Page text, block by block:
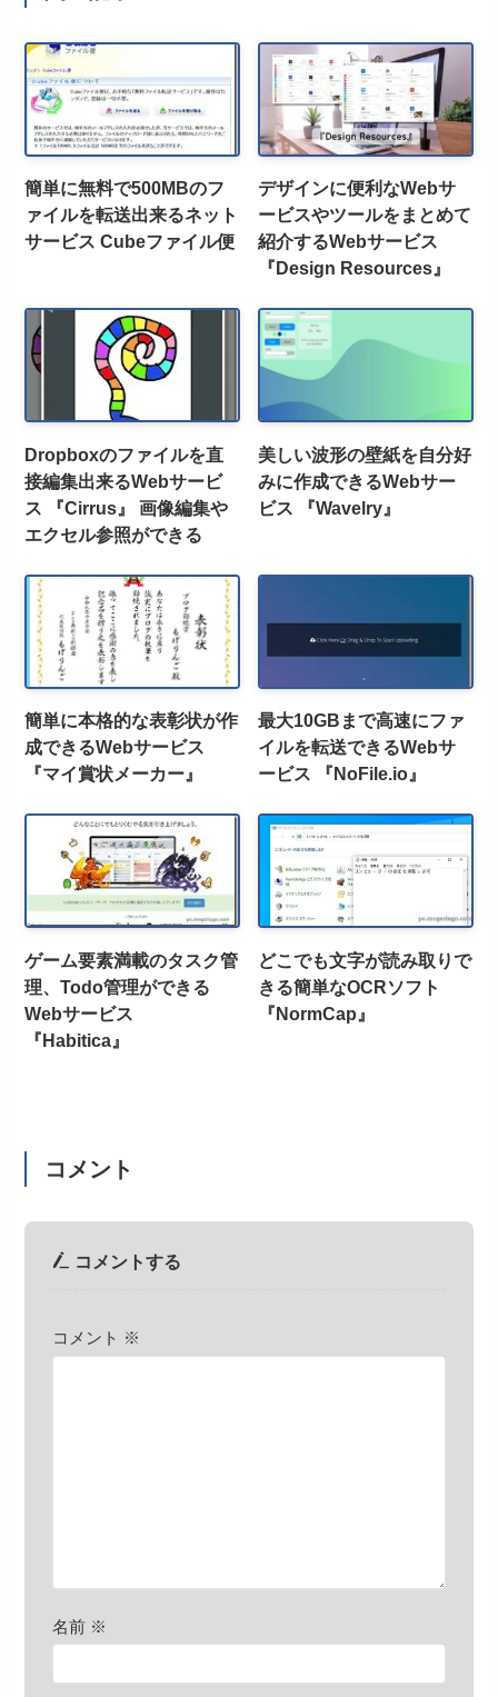
簡単に無料で500MBのフ
ァイルを転送出来るネット
サービス Cubeファイル便
デザインに便利なWebサ
ービスやツールをまとめて
紹介するWebサービス
『Design Resources』
Dropboxのファイルを直
接編集出来るWebサービ
ス 『Cirrus』 画像編集や
エクセル参照ができる
美しい波形の壁紙を自分好
みに作成できるWebサー
ビス 『Wavelry』
簡単に本格的な表彰状が作
成できるWebサービス
『マイ賞状メーカー』
最大10GBまで高速にファ
イルを転送できるWebサ
ービス 『NoFile.io』
ゲーム要素満載のタスク管
理、Todo管理ができる
Webサービス
『Habitica』
どこでも文字が読み取りで
きる簡単なOCRソフト
『NormCap』
コメント
コメントする
コメント ※
名前 ※